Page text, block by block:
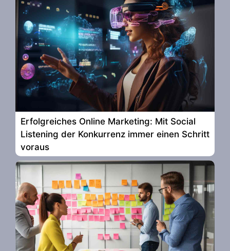
Erfolgreiches Online Marketing: Mit Social
Listening der Konkurrenz immer einen Schritt
voraus